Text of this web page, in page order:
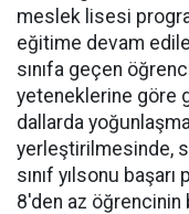
meslek lisesi
eğitime devam
sınıfa geçen
yeteneklerine göre
dallarda
yerleştirilmesinde,
sınıf yılsonu
8'den az öğrencinin